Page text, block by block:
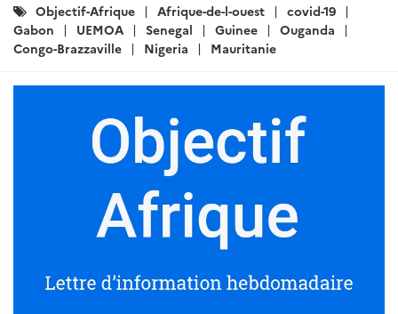
Catégories
:
Objectif-Afrique Afrique-de-l-ouest
covid-19
Gabon
UEMOA Senegal Guinee
Ouganda
Congo-Brazzaville
Nigeria Mauritanie